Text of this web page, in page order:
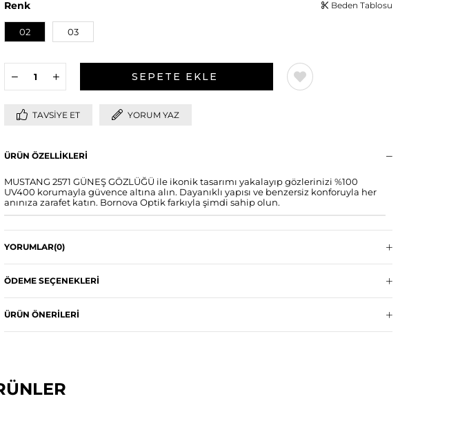
Renk
02 03
Beden Tablosu
TAVSIYE ET YORUM YAZ
ÜRÜN ÖZELLIKLERI
MUSTANG 2571 GÜNEŞ GÖZLÜĞÜ ile ikonik tasarımı yakalayıp gözlerinizi %100
UV400 korumayla güvence altına alın. Dayanıklı yapısı ve benzersiz konforuyla her
anınıza zarafet katın. Bornova Optik farkıyla şimdi sahip olun.
YORUMLAR(0)
ÖDEME SEÇENEKLERI
ÜRÜN ÖNERILERI